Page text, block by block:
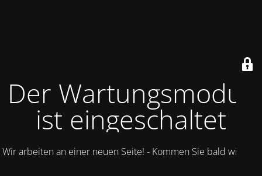
Der Wartungsmodus
ist eingeschaltet
Wir arbeiten an einer neuen Seite! - Kommen Sie bald wieder.